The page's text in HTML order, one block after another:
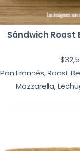
Sándwich Roast
$
Pan Francés, Roast
Mozzarella,